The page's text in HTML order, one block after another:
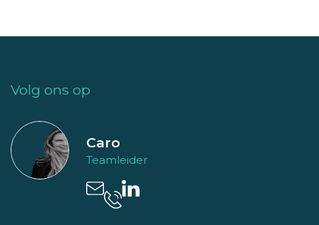
Volg ons op
Caro
Teamleider